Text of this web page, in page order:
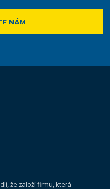
NÁM
že založí firmu, která